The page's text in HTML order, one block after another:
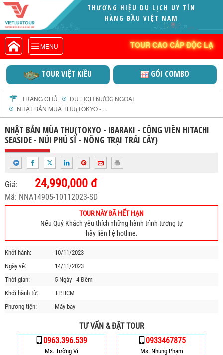
THƯƠNG HIỆU DU LỊCH UY TÍN
HÀNG ĐẦU VIỆT NAM
MENU TOUR CAO CẤP ĐỘC LẠ
VIETLUXTOUR.COM
TOUR CAO CẤP ĐỘC LẠ
TOUR TRONG NƯỚC
TOUR NƯỚC NGOÀI
TOUR KHỞI HÀNH TỪ HÀ NỘI
TOUR KHỞI HÀNH TỪ ĐÀ NẴNG
TOUR KHỞI HÀNH TỪ CẦN THƠ
TOUR ĐOÀN - M.I.C.E
TOUR COMBO
DỊCH VỤ
GIỚI THIỆU
HỒ SƠ NĂNG LỰC
PROFILE EN
THƯ KHEN VIETLUXTOUR
PROFILE HƯỚNG DẪN VIÊN
TUYỂN DỤNG
LIÊN HỆ
TOUR VIỆT KIỀU GÓI COMBO
TRANG CHỦ
DU LỊCH NƯỚC NGOÀI
NHẬT BẢN MÙA THU(TOKYO - ...
NHẬT BẢN MÙA THU(TOKYO - IBARAKI - CÔNG VIÊN HITACHI
SEASIDE - NÚI PHÚ SĨ - NÔNG TRẠI TRÁI CÂY)
Giá: 24,990,000 đ
Mã: NNA14905-10112023-SD
TOUR NÀY ĐÃ HẾT HẠN
Nếu Quý Khách yêu thích những hành trình tương tự
hãy liên hệ hotline.
Khởi hành:
10/11/2023
Ngày về:
14/11/2023
Thời gian:
5 Ngày - 4 Đêm
Khởi hành từ:
TP.HCM
Phương tiện:
Máy bay
TƯ VẤN & ĐẶT TOUR
0963.396.539
Ms. Tường Vi
0933467875
Ms. Nhung Phạm